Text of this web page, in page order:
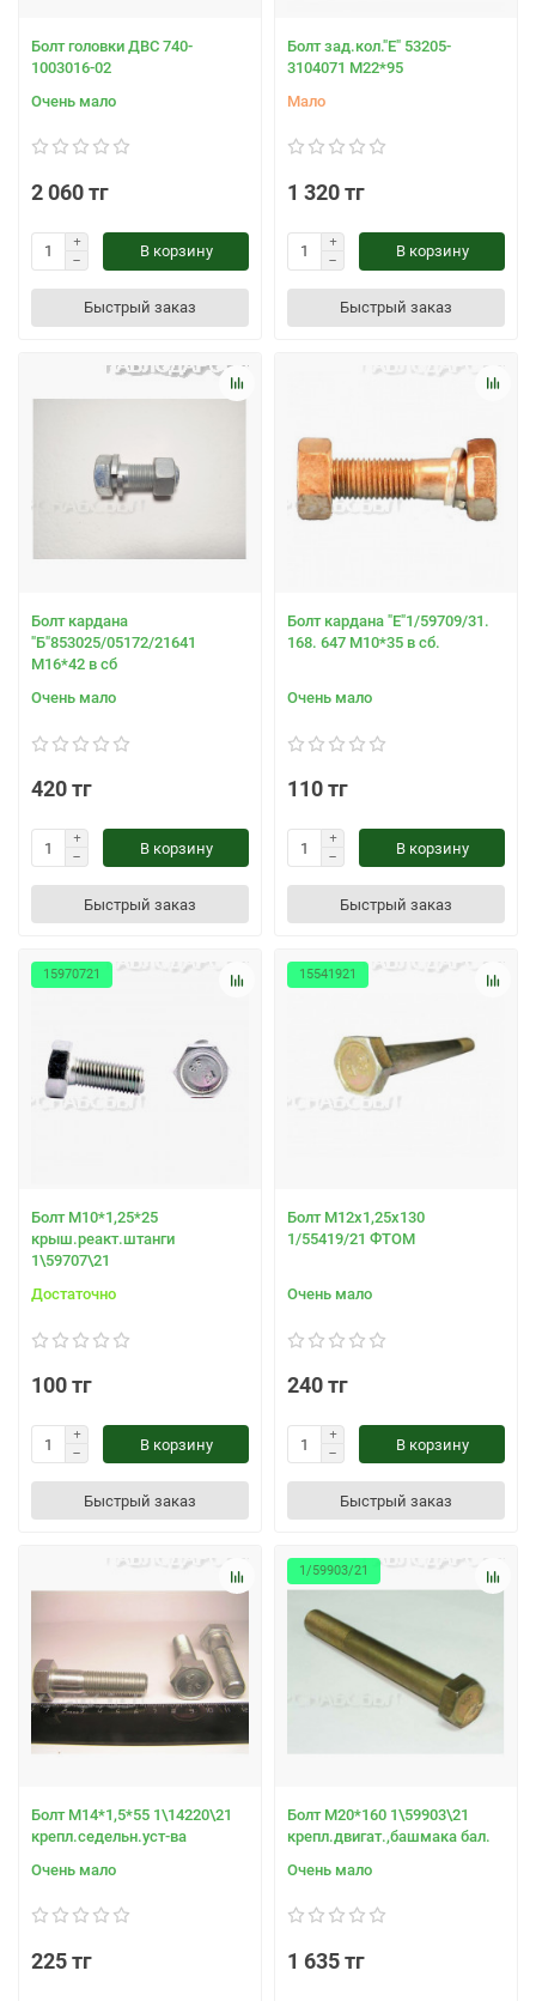
Болт головки ДВС 740-
1003016-02
Очень мало
2 060 тг
В корзину
Быстрый заказ
Болт зад.кол."E" 53205-
3104071 М22*95
Мало
1 320 тг
В корзину
Быстрый заказ
Болт кардана
"Б"853025/05172/21641
М16*42 в сб
Очень мало
420 тг
В корзину
Быстрый заказ
Болт кардана "Е"1/59709/31.
168. 647 М10*35 в сб.
Очень мало
110 тг
В корзину
Быстрый заказ
15970721
Болт М10*1,25*25
крыш.реакт.штанги
1\59707\21
Достаточно
100 тг
В корзину
Быстрый заказ
15541921
Болт М12х1,25х130
1/55419/21 ФТОМ
Очень мало
240 тг
В корзину
Быстрый заказ
Болт М14*1,5*55 1\14220\21
крепл.седельн.уст-ва
Очень мало
225 тг
1/59903/21
Болт М20*160 1\59903\21
крепл.двигат.,башмака бал.
Очень мало
1 635 тг